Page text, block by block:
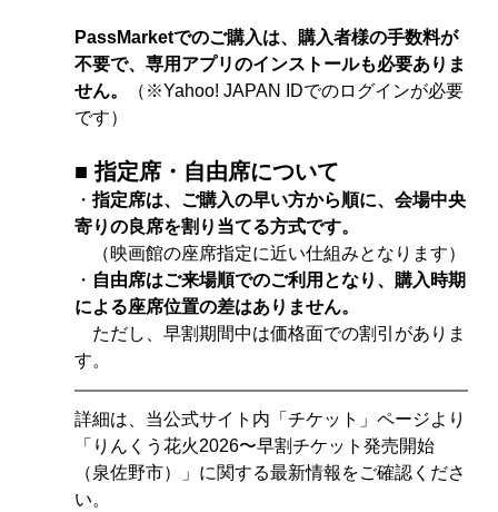
PassMarketでのご購入は、購入者様の手数料が
不要で、専用アプリのインストールも必要ありま
せん。
（※Yahoo! JAPAN IDでのログインが必要
です）
■ 指定席・自由席について
・指定席は、ご購入の早い方から順に、会場中央
寄りの良席を割り当てる方式です。
（映画館の座席指定に近い仕組みとなります）
・ 自由席はご来場順でのご利用となり、購入時期
による座席位置の差はありません。
ただし、早割期間中は価格面での割引がありま
す。
詳細は、当公式サイト内「チケット」ページより
「りんくう花火2026〜早割チケット発売開始
（泉佐野市）」に関する最新情報をご確認くださ
い。